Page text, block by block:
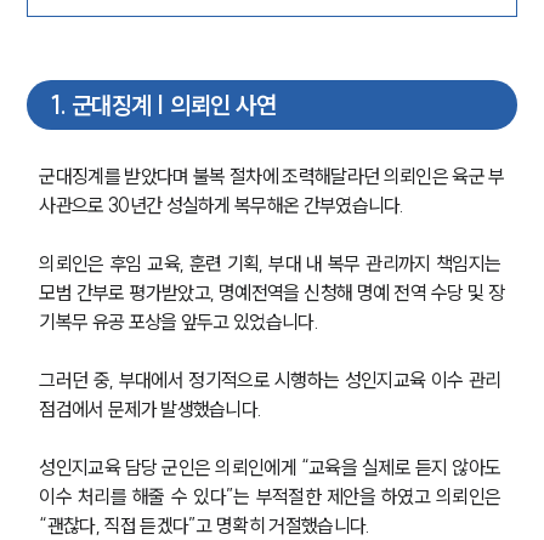
1. 군대징계 | 의뢰인 사연
군대징계를 받았다며 불복 절차에 조력해달라던 의뢰인은 육군 부
사관으로 30년간 성실하게 복무해온 간부였습니다.
의뢰인은 후임 교육, 훈련 기획, 부대 내 복무 관리까지 책임지는
모범 간부로 평가받았고, 명예전역을 신청해 명예 전역 수당 및 장
기복무 유공 포상을 앞두고 있었습니다.
그러던 중, 부대에서 정기적으로 시행하는 성인지교육 이수 관리
점검에서 문제가 발생했습니다.
성인지교육 담당 군인은 의뢰인에게 “교육을 실제로 듣지 않아도
이수 처리를 해줄 수 있다”는 부적절한 제안을 하였고 의뢰인은
“괜찮다, 직접 듣겠다”고 명확히 거절했습니다.